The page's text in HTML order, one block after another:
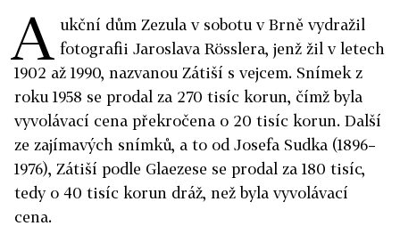
A ukční dům Zezula v sobotu v Brně vydražil
fotografii Jaroslava Rösslera, jenž žil v letech
1902 až 1990, nazvanou Zátiší s vejcem. Snímek z
roku 1958 se prodal za 270 tisíc korun, čímž byla
vyvolávací cena překročena o 20 tisíc korun. Další
ze zajímavých snímků, a to od Josefa Sudka (1896–
1976), Zátiší podle Glaezese se prodal za 180 tisíc,
tedy o 40 tisíc korun dráž, než byla vyvolávací
cena.